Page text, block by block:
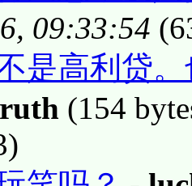
09:33:54
是高利贷
(154